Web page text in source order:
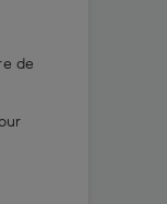
de